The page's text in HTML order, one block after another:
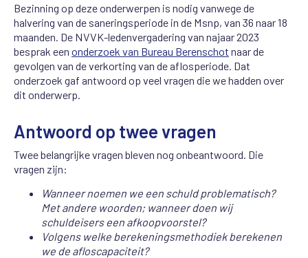
Bezinning op deze onderwerpen is nodig vanwege de
halvering van de saneringsperiode in de Msnp, van 36 naar 18
maanden. De NVVK-ledenvergadering van najaar 2023
besprak een onderzoek van Bureau Berenschot naar de
gevolgen van de verkorting van de aflosperiode. Dat
onderzoek gaf antwoord op veel vragen die we hadden over
dit onderwerp.
Antwoord op twee vragen
Twee belangrijke vragen bleven nog onbeantwoord. Die
vragen zijn:
Wanneer noemen we een schuld problematisch?
Met andere woorden; wanneer doen wij
schuldeisers een afkoopvoorstel?
Volgens welke berekeningsmethodiek berekenen
we de afloscapaciteit?